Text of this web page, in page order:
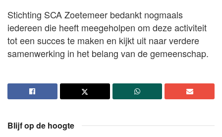
Stichting SCA Zoetemeer bedankt nogmaals
iedereen die heeft meegeholpen om deze activiteit
tot een succes te maken en kijkt uit naar verdere
samenwerking in het belang van de gemeenschap.
Blijf op de hoogte